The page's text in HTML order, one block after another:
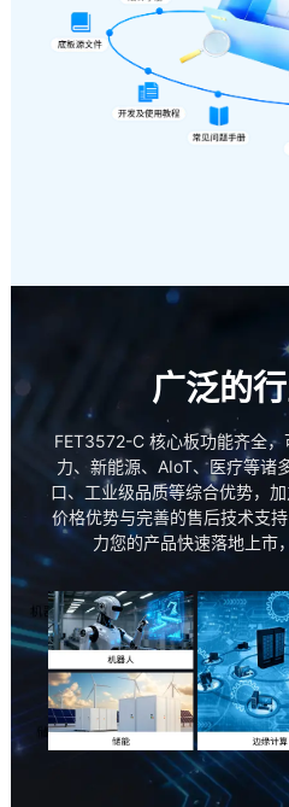
广泛的
FET3572-C 核心板功能齐全，
力、新能源、AIoT、医疗等诸
口、工业级品质等综合优势，
价格优势与完善的售后技术支
力您的产品快速落地上市